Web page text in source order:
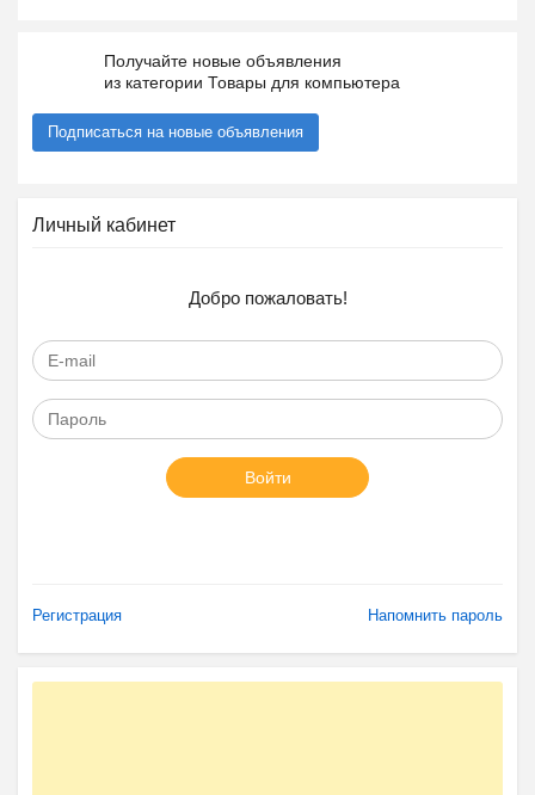
Получайте новые объявления
из категории Товары для компьютера
Подписаться на новые объявления
Личный кабинет
Добро пожаловать!
Войти
Регистрация Напомнить пароль